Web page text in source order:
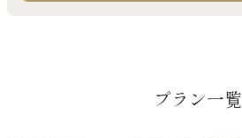
プラン一覧